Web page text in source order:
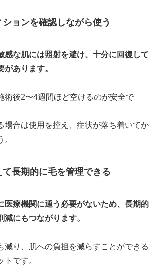
ョンを確認しながら使う
感な肌には照射を避け、十分に回復して
あります。
術後2〜4週間ほど空けるのが安全で
場合は使用を控え、症状が落ち着いてか
て長期的に毛を管理できる
医療機関に通う必要がないため、長期的
減にもつながります。
減り、肌への負担を減らすことができる
です。